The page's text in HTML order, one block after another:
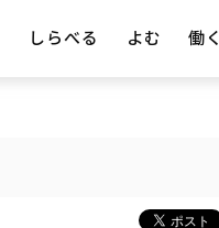
しらべる よむ 働く